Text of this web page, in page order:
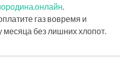
.
газ вовремя и
месяца без лишних хлопот.